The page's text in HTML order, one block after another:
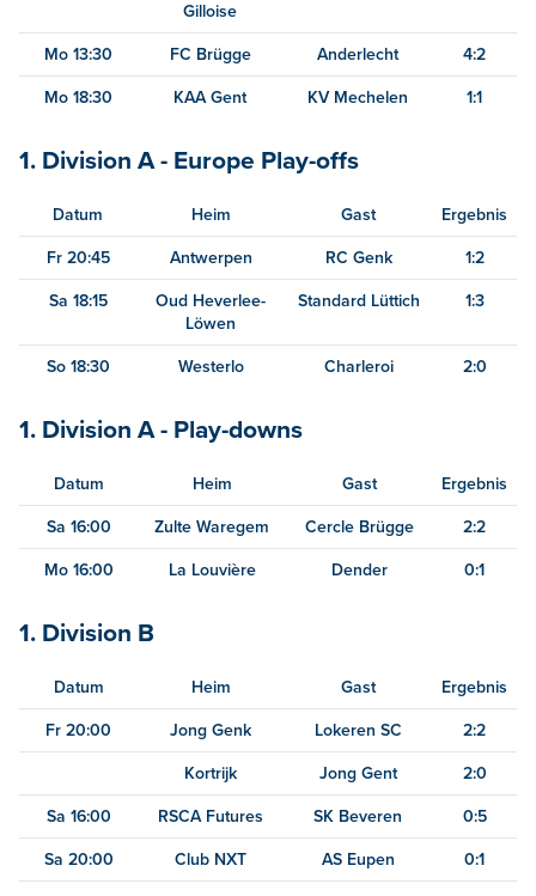
Gilloise
Mo 13:30 FC Brügge Anderlecht 4:2
Mo 18:30 KAA Gent KV Mechelen 1:1
1. Division A - Europe Play-offs
Datum Heim Gast Ergebnis
Fr 20:45 Antwerpen RC Genk 1:2
Sa 18:15
Oud Heverlee-
Löwen
Standard Lüttich 1:3
So 18:30 Westerlo Charleroi 2:0
1. Division A - Play-downs
Datum Heim Gast Ergebnis
Sa 16:00 Zulte Waregem Cercle Brügge 2:2
Mo 16:00 La Louvière Dender 0:1
1. Division B
Datum Heim Gast Ergebnis
Fr 20:00 Jong Genk Lokeren SC 2:2
Kortrijk Jong Gent 2:0
Sa 16:00 RSCA Futures SK Beveren 0:5
Sa 20:00 Club NXT AS Eupen 0:1